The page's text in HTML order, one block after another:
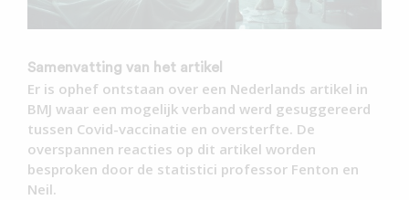
Samenvatting van het artikel
Er is ophef ontstaan over een Nederlands artikel in
BMJ waar een mogelijk verband werd gesuggereerd
tussen Covid-vaccinatie en oversterfte. De
overspannen reacties op dit artikel worden
besproken door de statistici professor Fenton en
Neil.